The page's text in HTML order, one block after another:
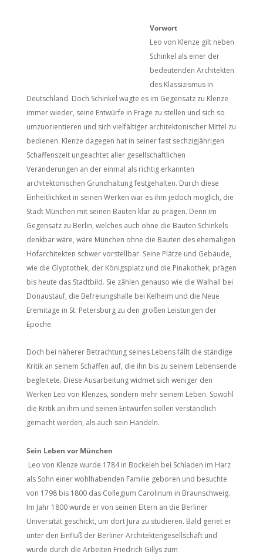
Vorwort
Leo von Klenze gilt neben
Schinkel als einer der
bedeutenden Architekten
des Klassizismus in
Deutschland. Doch Schinkel wagte es im Gegensatz zu Klenze
immer wieder, seine Entwürfe in Frage zu stellen und sich so
umzuorientieren und sich vielfältiger architektonischer Mittel zu
bedienen. Klenze dagegen hat in seiner fast sechzigjährigen
Schaffenszeit ungeachtet aller gesellschaftlichen
Veränderungen an der einmal als richtig erkannten
architektonischen Grundhaltung festgehalten. Durch diese
Einheitlichkeit in seinen Werken war es ihm jedoch möglich, die
Stadt München mit seinen Bauten klar zu prägen. Denn im
Gegensatz zu Berlin, welches auch ohne die Bauten Schinkels
denkbar wäre, wäre München ohne die Bauten des ehemaligen
Hofarchitekten schwer vorstellbar. Seine Plätze und Gebäude,
wie die Glyptothek, der Königsplatz und die Pinakothek, prägen
bis heute das Stadtbild. Sie zählen genauso wie die Walhall bei
Donaustauf, die Befreiungshalle bei Kelheim und die Neue
Eremitage in St. Petersburg zu den großen Leistungen der
Epoche.
Doch bei näherer Betrachtung seines Lebens fällt die ständige
Kritik an seinem Schaffen auf, die ihn bis zu seinem Lebensende
begleitete. Diese Ausarbeitung widmet sich weniger den
Werken Leo von Klenzes, sondern mehr seinem Leben. Sowohl
die Kritik an ihm und seinen Entwürfen sollen verständlich
gemacht werden, als auch sein Handeln.
Sein Leben vor München
Leo von Klenze wurde 1784 in Bockeleh bei Schladen im Harz
als Sohn einer wohlhabenden Familie geboren und besuchte
von 1798 bis 1800 das Collegium Carolinum in Braunschweig.
Im Jahr 1800 wurde er von seinen Eltern an die Berliner
Universität geschickt, um dort Jura zu studieren. Bald geriet er
unter den Einfluß der Berliner Architektengesellschaft und
wurde durch die Arbeiten Friedrich Gillys zum